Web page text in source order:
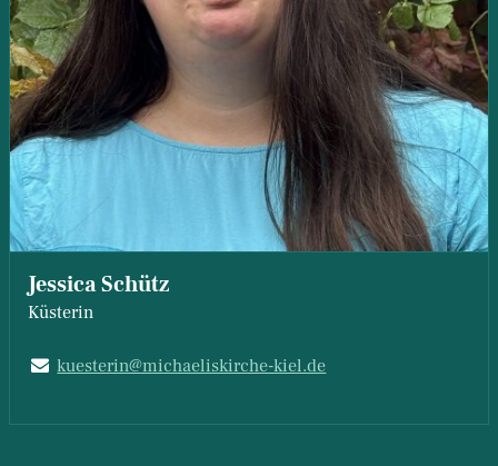
Jessica Schütz
Küsterin
kuesterin@​michaeliskirche-kiel.​de